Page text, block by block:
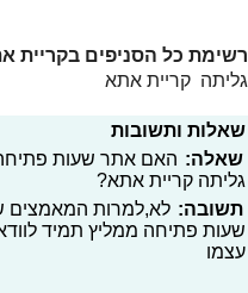
רשימת כל הסניפים בקריית
גליתה קריית אתא
שאלות ותשובות
שאלה: האם אתר שעות פתיחה
גליתה קריית אתא?
תשובה: לא,למרות המאמצים
שעות פתיחה ממליץ תמיד
עצמו